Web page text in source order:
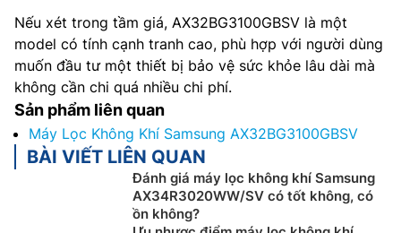
Nếu xét trong tầm giá, AX32BG3100GBSV là một
model có tính cạnh tranh cao, phù hợp với người dùng
muốn đầu tư một thiết bị bảo vệ sức khỏe lâu dài mà
không cần chi quá nhiều chi phí.
Sản phẩm liên quan
Máy Lọc Không Khí Samsung AX32BG3100GBSV
BÀI VIẾT LIÊN QUAN
Đánh giá máy lọc không khí Samsung
AX34R3020WW/SV có tốt không, có
ồn không?